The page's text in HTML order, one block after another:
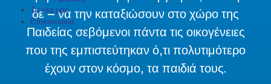
Τα νέα μας
Επικοινωνία
δε – να την καταξιώσουν στο χώρο της
Παιδείας σεβόμενοι πάντα τις οικογένειες
που της εμπιστεύτηκαν ό,τι πολυτιμότερο
έχουν στον κόσμο, τα παιδιά τους.